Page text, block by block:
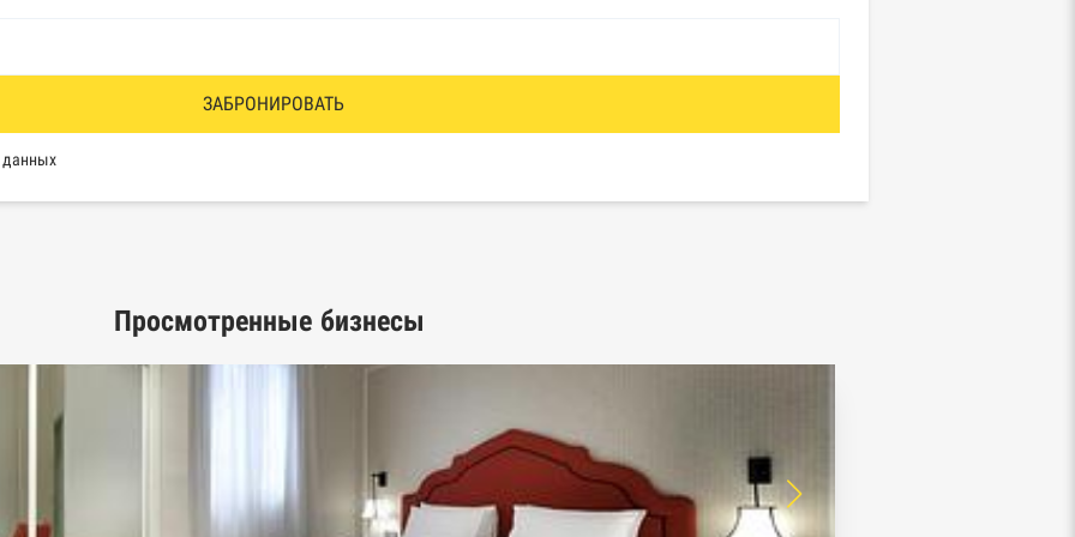
эмитентами ценных бумаг
недобросовестных поставщиков
палаты
имущества нотариальной палаты
ЗАБРОНИРОВАТЬ
данных
Просмотренные бизнесы